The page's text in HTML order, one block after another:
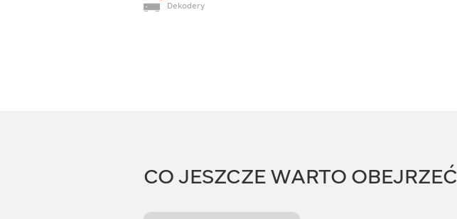
Dekodery
CO JESZCZE WARTO OBEJRZEĆ